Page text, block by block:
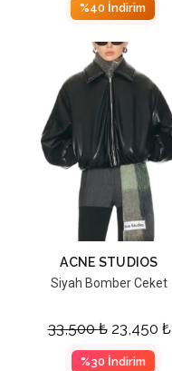
%40 İndirim
ACNE STUDIOS
Siyah Bomber Ceket
33,500₺ 23,450 ₺
%30 İndirim